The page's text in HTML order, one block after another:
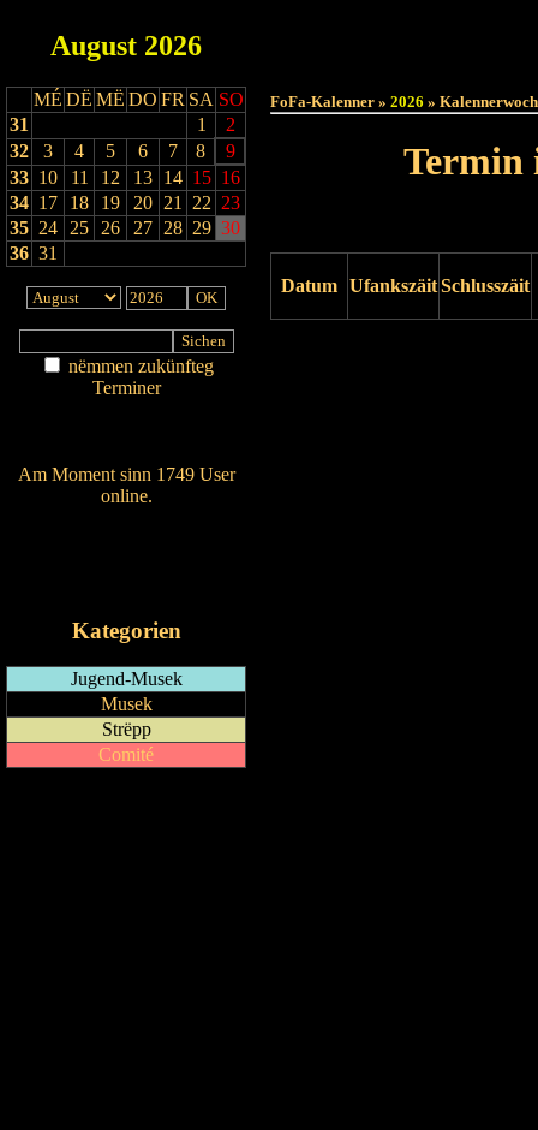
August 2026
MÉ DË MË DO FR SA SO
31
1
2
32
3 4 5 6 7 8
9
33 10 11 12 13 14 15 16
34 17 18 19 20 21 22 23
35 24 25 26 27 28 29 30
36 31
nëmmen zukünfteg
Terminer
Am Moment sinn 1749 User
online.
Kategorien
Jugend-Musek
Musek
Strëpp
Comité
FoFa-Kalenner » 2026 »
Termin
Datum UfankszäitSchlusszäit